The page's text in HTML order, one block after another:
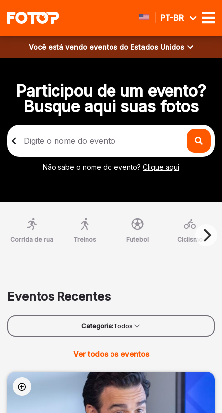
PT-BR
Você está vendo eventos do Estados Unidos
Participou de um evento?
Busque aqui suas fotos
Não sabe o nome do evento? Clique aqui
Corrida de rua Treinos Futebol Ciclismo
Eventos Recentes
Categoria:Todos
Ver todos os eventos